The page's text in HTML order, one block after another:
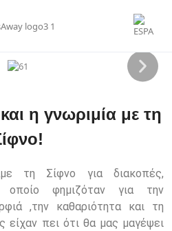
η γνωριμία με τη
τη Σίφνο για διακοπές,
οποίο φημιζόταν για την
,την καθαριότητα και τη
είχαν πει ότι θα μας μαγέψει